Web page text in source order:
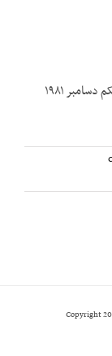
روایت‌کننده: آقای ابوالحسن ابتهاج تاریخ مصاحبه: یکم دسامبر ۱۹۸۱